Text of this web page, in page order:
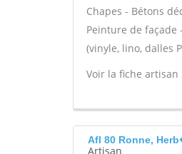
Chapes - Bétons
Peinture de façade
(vinyle, lino, dalles
Voir la fiche artisan
Afl 80 Ronne,
Artisan